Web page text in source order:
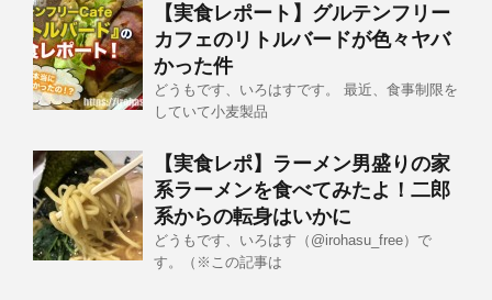
【実食レポート】グルテンフリー
カフェのリトルバードが色々ヤバ
かった件
どうもです、いろはすです。 最近、食事制限を
していて小麦製品
【実食レポ】ラーメン男盛りの家
系ラーメンを食べてみたよ！二郎
系からの転身はいかに
どうもです、いろはす（@irohasu_free）で
す。（※この記事は